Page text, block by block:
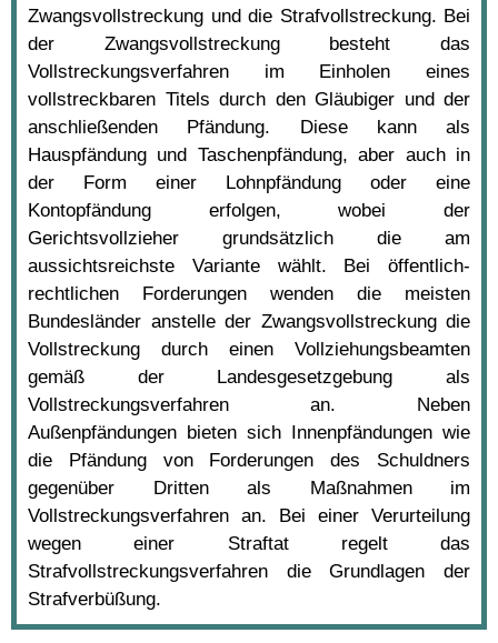
Zwangsvollstreckung und die Strafvollstreckung. Bei
der Zwangsvollstreckung besteht das
Vollstreckungsverfahren im Einholen eines
vollstreckbaren Titels durch den Gläubiger und der
anschließenden Pfändung. Diese kann als
Hauspfändung und Taschenpfändung, aber auch in
der Form einer Lohnpfändung oder eine
Kontopfändung erfolgen, wobei der
Gerichtsvollzieher grundsätzlich die am
aussichtsreichste Variante wählt. Bei öffentlich-
rechtlichen Forderungen wenden die meisten
Bundesländer anstelle der Zwangsvollstreckung die
Vollstreckung durch einen Vollziehungsbeamten
gemäß der Landesgesetzgebung als
Vollstreckungsverfahren an. Neben
Außenpfändungen bieten sich Innenpfändungen wie
die Pfändung von Forderungen des Schuldners
gegenüber Dritten als Maßnahmen im
Vollstreckungsverfahren an. Bei einer Verurteilung
wegen einer Straftat regelt das
Strafvollstreckungsverfahren die Grundlagen der
Strafverbüßung.